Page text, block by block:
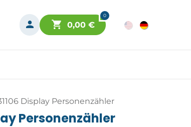
0
0,00€
Display Personenzähler
Personenzähler